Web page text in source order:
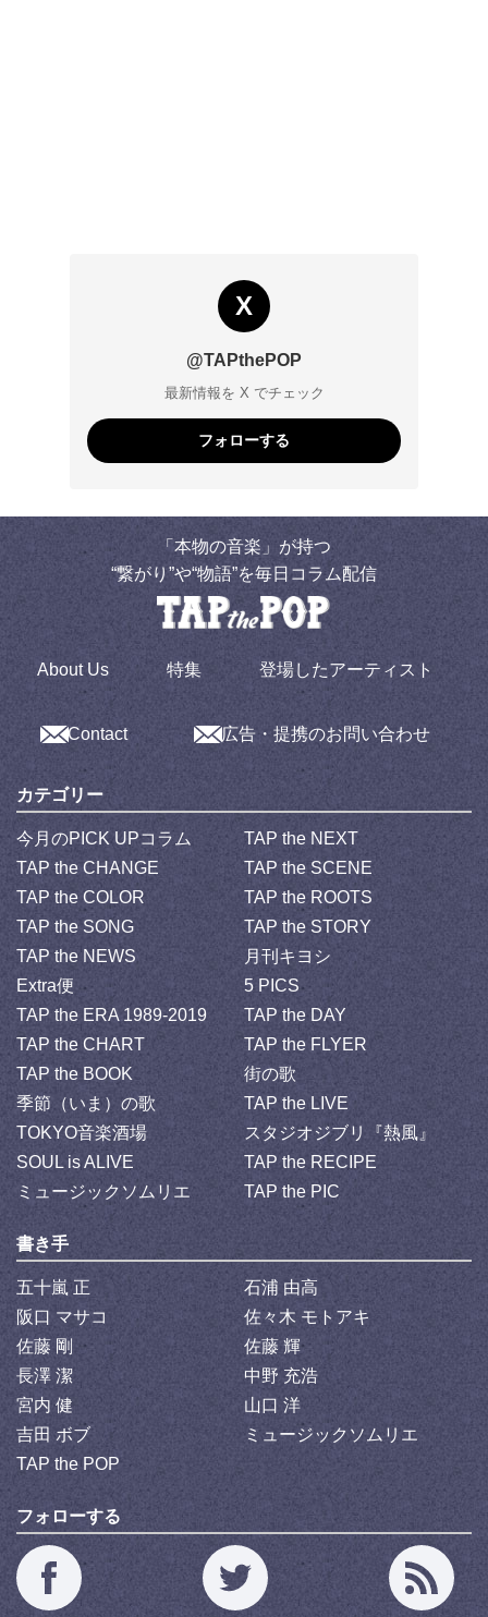
X
@TAPthePOP
最新情報を X でチェック
フォローする
「本物の音楽」が持つ
“繋がり”や“物語”を毎日コラム配信
About Us 特集 登場したアーティスト
Contact 広告・提携のお問い合わせ
カテゴリー
今月のPICK UPコラム
TAP the NEXT
TAP the CHANGE
TAP the SCENE
TAP the COLOR
TAP the ROOTS
TAP the SONG
TAP the STORY
TAP the NEWS
月刊キヨシ
Extra便
5 PICS
TAP the ERA 1989-2019
TAP the DAY
TAP the CHART
TAP the FLYER
TAP the BOOK
街の歌
季節（いま）の歌
TAP the LIVE
TOKYO音楽酒場
スタジオジブリ『熱風』
SOUL is ALIVE
TAP the RECIPE
ミュージックソムリエ
TAP the PIC
書き手
五十嵐 正
石浦 由高
阪口 マサコ
佐々木 モトアキ
佐藤 剛
佐藤 輝
長澤 潔
中野 充浩
宮内 健
山口 洋
吉田 ボブ
ミュージックソムリエ
TAP the POP
フォローする